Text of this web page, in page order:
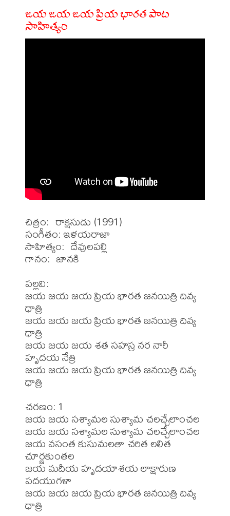
జయ జయ జయ ప్రియ భారత పాట
సాహిత్యం
చిత్రం:  రాక్షసుడు (1991)
సంగీతం: ఇళయరాజా
సాహిత్యం:  దేవులపల్లి
గానం:  జానకి
పల్లవి:
జయ జయ జయ ప్రియ భారత జనయిత్రి దివ్య
ధాత్రి
జయ జయ జయ ప్రియ భారత జనయిత్రి దివ్య
ధాత్రి
జయ జయ జయ శత సహస్ర నర నారీ
హృదయ నేత్రి
జయ జయ జయ ప్రియ భారత జనయిత్రి దివ్య
ధాత్రి
చరణం: 1
జయ జయ సశ్యామల సుశ్యామ చలచ్చేలాంచల
జయ జయ సశ్యామల సుశ్యామ చలచ్చేలాంచల
జయ వసంత కుసుమలతా చరిత లలిత
చూర్ణకుంతల
జయ మదీయ హృదయాశయ లాక్షారుణ
పదయుగళా
జయ జయ జయ ప్రియ భారత జనయిత్రి దివ్య
ధాత్రి